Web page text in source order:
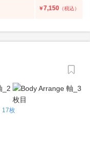
￥7,150 （税込）
17枚